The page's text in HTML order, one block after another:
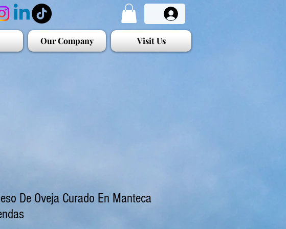
Our Company Visit Us
De Oveja Curado En Manteca